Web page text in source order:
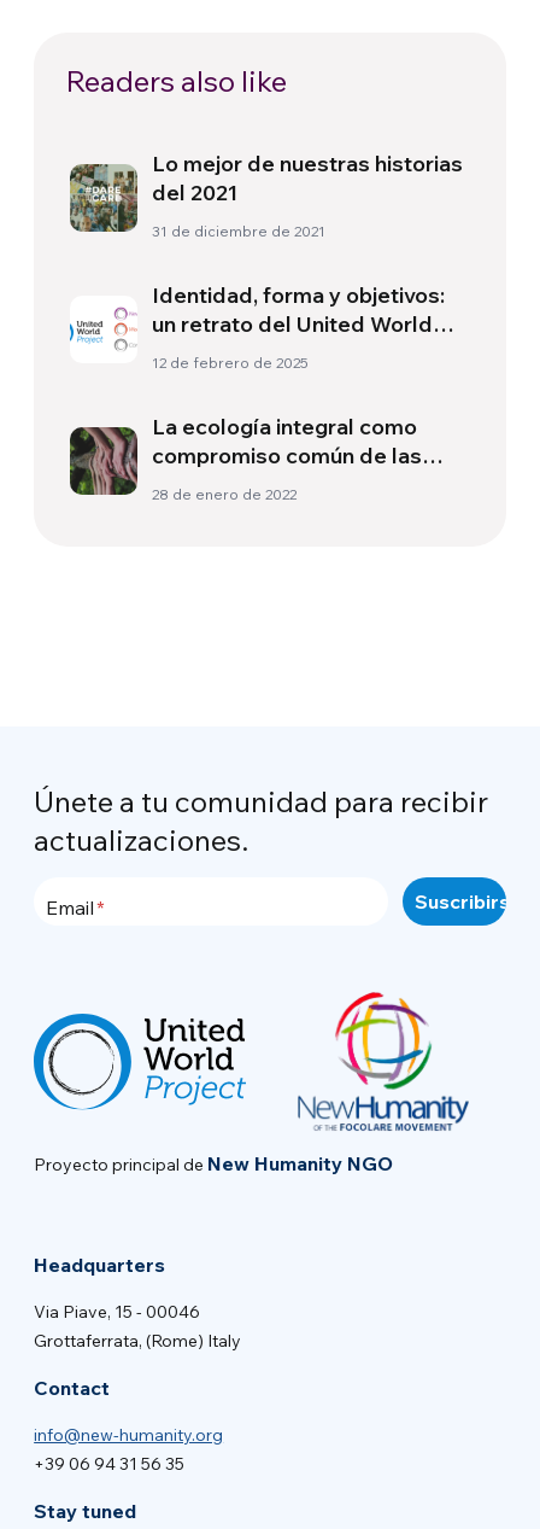
Readers also like
Lo mejor de nuestras historias
del 2021
31 de diciembre de 2021
Identidad, forma y objetivos:
un retrato del United World
Project
12 de febrero de 2025
La ecología integral como
compromiso común de las
Iglesias cristianas y de las
28 de enero de 2022
Únete a tu comunidad para recibir
actualizaciones.
Email
Proyecto principal de New Humanity NGO
Headquarters
Via Piave, 15 - 00046
Grottaferrata, (Rome) Italy
Contact
info@new-humanity.org
+39 06 94 31 56 35
Stay tuned